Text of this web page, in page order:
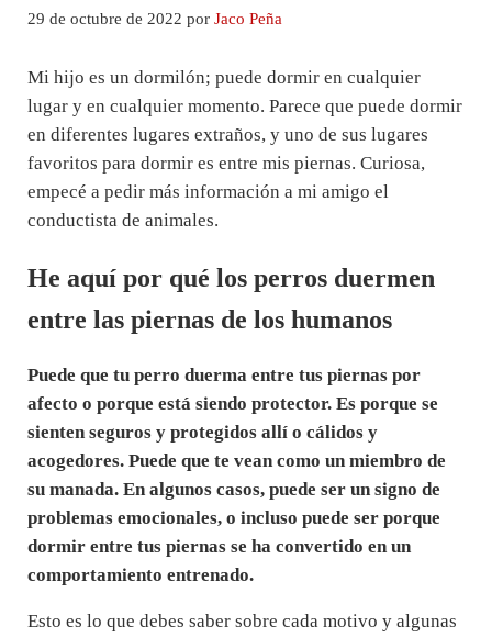
29 de octubre de 2022 por Jaco Peña
Mi hijo es un dormilón; puede dormir en cualquier
lugar y en cualquier momento. Parece que puede dormir
en diferentes lugares extraños, y uno de sus lugares
favoritos para dormir es entre mis piernas. Curiosa,
empecé a pedir más información a mi amigo el
conductista de animales.
He aquí por qué los perros duermen
entre las piernas de los humanos
Puede que tu perro duerma entre tus piernas por
afecto o porque está siendo protector. Es porque se
sienten seguros y protegidos allí o cálidos y
acogedores. Puede que te vean como un miembro de
su manada. En algunos casos, puede ser un signo de
problemas emocionales, o incluso puede ser porque
dormir entre tus piernas se ha convertido en un
comportamiento entrenado.
Esto es lo que debes saber sobre cada motivo y algunas